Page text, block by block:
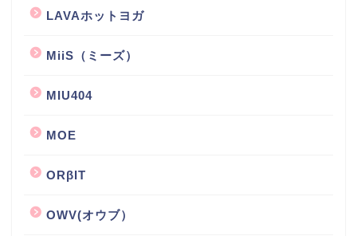
LAVAホットヨガ
MiiS（ミーズ）
MIU404
MOE
ORβIT
OWV(オウブ）